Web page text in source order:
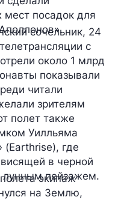
посадок для
сочельник, 24
с
около 1 млрд
показывали
читали
зрителям
полет также
Уилльяма
где
в черной
лунным пейзажем.
экипаж
на Землю,